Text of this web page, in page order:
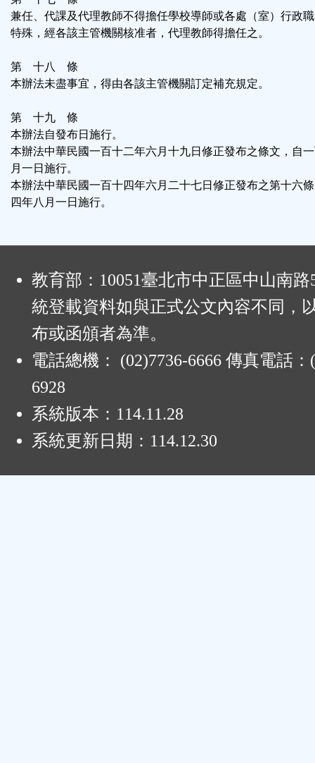
兼任、代課及代理教師不得擔任學校導師或各處（室）行政
特殊，經各該主管機關核准者，代理教師得擔任之。
第 十八 條
本辦法未盡事宜，得由各該主管機關訂定補充規定。
第 十九 條
本辦法自發布日施行。
本辦法中華民國一百十二年六月十九日修正發布之條文，自
月一日施行。
本辦法中華民國一百十四年六月二十七日修正發布之第十六
四年八月一日施行。
教育部：10051臺北市中正區中山南
統登載資料如與正式公文內容不同，
布或函頒者為準。
電話總機： (02)7736-6666 傳真電話：
6928
系統版本： 114.11.28
系統更新日期： 114.12.30